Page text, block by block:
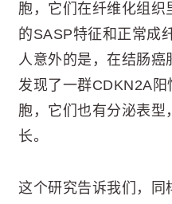
胞，它们在纤维化组织
的SASP特征和正常成
人意外的是，在结肠癌
发现了一群CDKN2A
胞，它们也有分泌表型
长。
这个研究告诉我们，同